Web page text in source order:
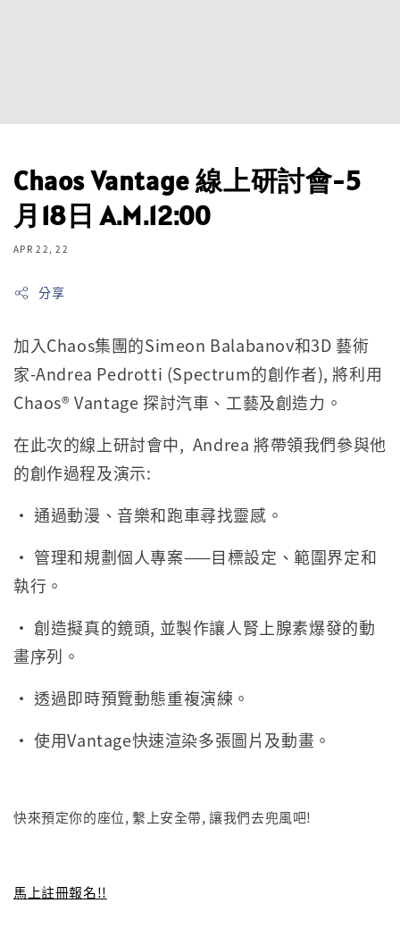
Chaos Vantage 線上研討會-5
月18日 A.M.12:00
APR 22, 22
分享
加入Chaos集團的Simeon Balabanov和3D 藝術
家-Andrea Pedrotti (Spectrum的創作者), 將利用
Chaos® Vantage 探討汽車、工藝及創造力。
在此次的線上研討會中, Andrea 將帶領我們參與他
的創作過程及演示:
• 通過動漫、音樂和跑車尋找靈感。
• 管理和規劃個人專案——目標設定、範圍界定和
執行。
• 創造擬真的鏡頭, 並製作讓人腎上腺素爆發的動
畫序列。
• 透過即時預覽動態重複演練。
• 使用Vantage快速渲染多張圖片及動畫。
快來預定你的座位, 繫上安全帶, 讓我們去兜風吧!
馬上註冊報名!!